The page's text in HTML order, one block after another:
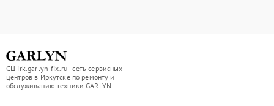
СЦ irk.garlyn-fix.ru - сеть сервисных
центров в Иркутске по ремонту и
обслуживанию техники GARLYN